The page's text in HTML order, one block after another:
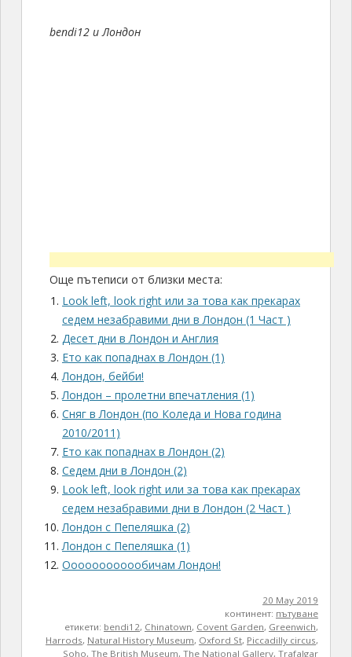
bendi12 и Лондон
Още пътеписи от близки места:
Look left, look right или за това как прекарах
седем незабравими дни в Лондон (1 Част )
Десет дни в Лондон и Англия
Ето как попаднах в Лондон (1)
Лондон, бейби!
Лондон – пролетни впечатления (1)
Сняг в Лондон (по Коледа и Нова година
2010/2011)
Ето как попаднах в Лондон (2)
Седем дни в Лондон (2)
Look left, look right или за това как прекарах
седем незабравими дни в Лондон (2 Част )
Лондон с Пепеляшка (2)
Лондон с Пепеляшка (1)
Оооооооооообичам Лондон!
20 May 2019
континент: пътуване
етикети: bendi12, Chinatown, Covent Garden, Greenwich,
Harrods, Natural History Museum, Oxford St, Piccadilly circus,
Soho,The British Museum,The National Gallery,Trafalgar